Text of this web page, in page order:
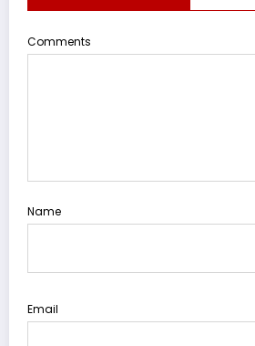
Comments
Name
Email